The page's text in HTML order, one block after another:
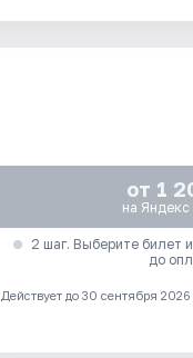
от 1
на
2 шаг. Выберите билет
до
Действует до 30 сентября